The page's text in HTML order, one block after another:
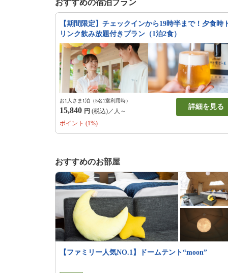
おすすめの宿泊プラン
【期間限定】チェックインから19時半まで！夕食時
リンク飲み放題付きプラン（1泊2食）
お1人さま1泊（5名1室利用時）
15,840 円 (税込)／人～
詳細を見る
ポイント (1%)
おすすめのお部屋
【ファミリー人気NO.1】ドームテント“moon”